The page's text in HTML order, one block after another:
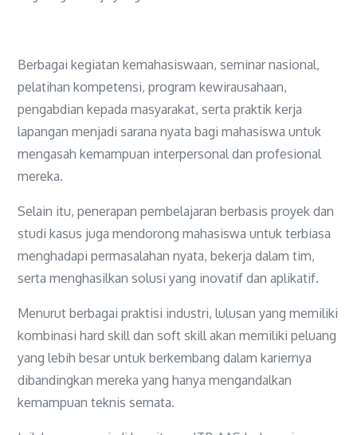
Berbagai kegiatan kemahasiswaan, seminar nasional,
pelatihan kompetensi, program kewirausahaan,
pengabdian kepada masyarakat, serta praktik kerja
lapangan menjadi sarana nyata bagi mahasiswa untuk
mengasah kemampuan interpersonal dan profesional
mereka.
Selain itu, penerapan pembelajaran berbasis proyek dan
studi kasus juga mendorong mahasiswa untuk terbiasa
menghadapi permasalahan nyata, bekerja dalam tim,
serta menghasilkan solusi yang inovatif dan aplikatif.
Menurut berbagai praktisi industri, lulusan yang memiliki
kombinasi hard skill dan soft skill akan memiliki peluang
yang lebih besar untuk berkembang dalam kariernya
dibandingkan mereka yang hanya mengandalkan
kemampuan teknis semata.